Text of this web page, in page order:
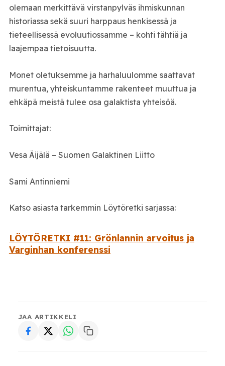
olemaan merkittävä virstanpylväs ihmiskunnan
historiassa sekä suuri harppaus henkisessä ja
tieteellisessä evoluutiossamme – kohti tähtiä ja
laajempaa tietoisuutta.
Monet oletuksemme ja harhaluulomme saattavat
murentua, yhteiskuntamme rakenteet muuttua ja
ehkäpä meistä tulee osa galaktista yhteisöä.
Toimittajat:
Vesa Äijälä – Suomen Galaktinen Liitto
Sami Antinniemi
Katso asiasta tarkemmin Löytöretki sarjassa:
LÖYTÖRETKI #11: Grönlannin arvoitus ja
Varginhan konferenssi
JAA ARTIKKELI